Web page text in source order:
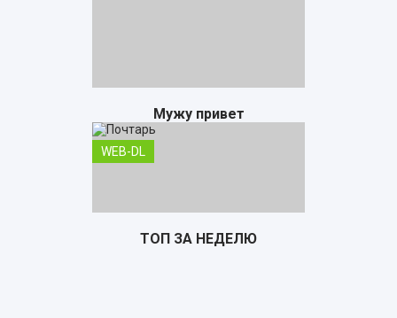
Мужу привет
WEB-DL
ТОП ЗА НЕДЕЛЮ